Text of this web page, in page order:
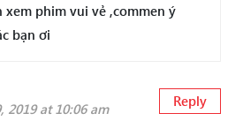
xem phim vui vẻ ,commen ý
bạn ơi
2019 at 10:06 am
Reply